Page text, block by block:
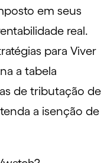
em seus
real.
para Viver
a tabela
de tributação de
a isenção de